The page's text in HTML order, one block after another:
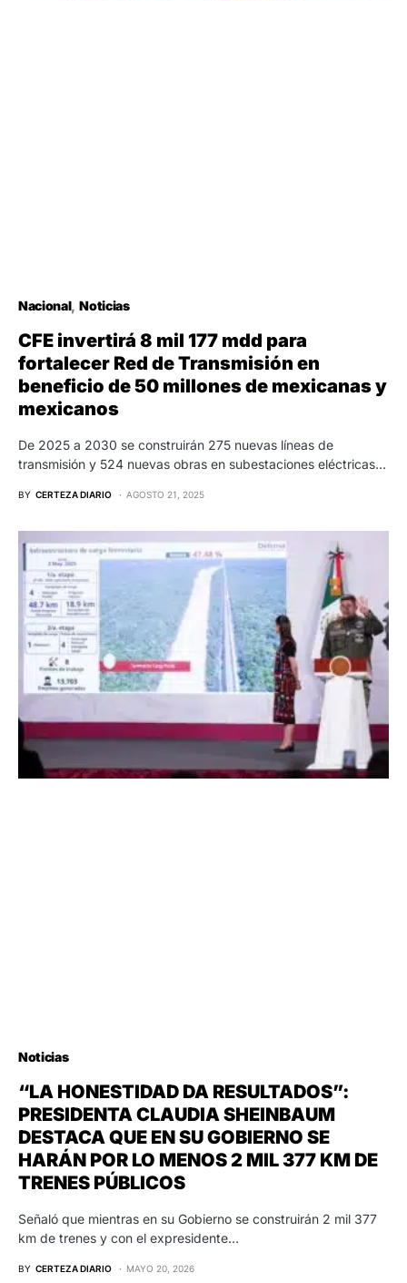
Nacional Noticias
CFE invertirá 8 mil 177 mdd para
fortalecer Red de Transmisión en
beneficio de 50 millones de mexicanas y
mexicanos
De 2025 a 2030 se construirán 275 nuevas líneas de
transmisión y 524 nuevas obras en subestaciones eléctricas…
BY CERTEZA DIARIO AGOSTO 21, 2025
Noticias
“LA HONESTIDAD DA RESULTADOS”:
PRESIDENTA CLAUDIA SHEINBAUM
DESTACA QUE EN SU GOBIERNO SE
HARÁN POR LO MENOS 2 MIL 377 KM DE
TRENES PÚBLICOS
Señaló que mientras en su Gobierno se construirán 2 mil 377
km de trenes y con el expresidente…
BY CERTEZA DIARIO MAYO 20, 2026